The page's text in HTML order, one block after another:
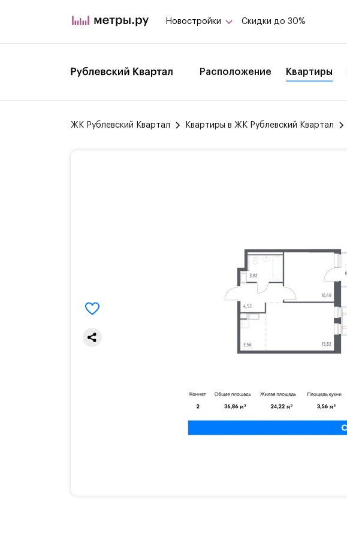
Новостройки Скидки до 30%
Расположение Квартиры
ЖК Рублевский Квартал Квартиры в ЖК Рублевский Квартал